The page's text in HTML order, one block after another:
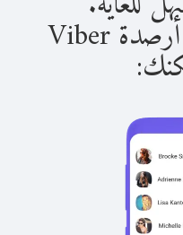
بمجرد حصولك على أرصدة Viber